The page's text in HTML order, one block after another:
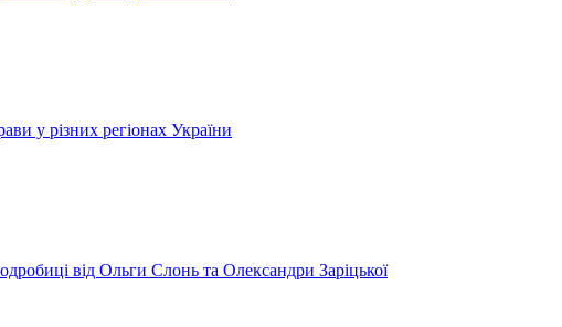
у різних регіонах України
від Ольги Слонь та Олександри Заріцької